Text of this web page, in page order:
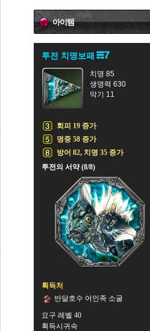
아이템
투전 치명보패
치명 85
생명력 630
막기 11
회피 19 증가
명중 58 증가
방어 82, 치명 35 증가
투전의 서약 (8/8)
획득처
반달호수 어인족 소굴
요구 레벨 40
획득시귀속